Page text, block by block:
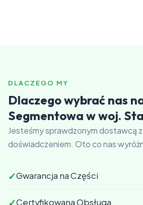
DLACZEGO MY
Dlaczego wybrać nas
Segmentowa w woj.
Jesteśmy sprawdzonym dostawcą
doświadczeniem. Oto co nas
✓Gwarancja na Części
✓Certyfikowana Obsługa